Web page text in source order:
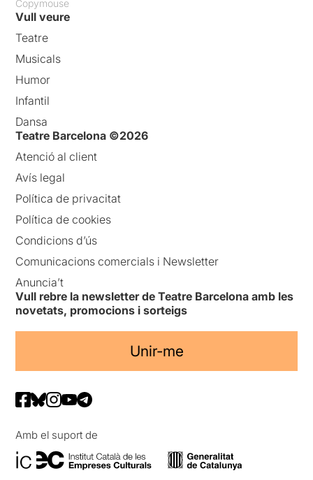
Copymouse
Vull veure
Teatre
Musicals
Humor
Infantil
Dansa
Teatre Barcelona ©2026
Atenció al client
Avís legal
Política de privacitat
Política de cookies
Condicions d’ús
Comunicacions comercials i Newsletter
Anuncia’t
Vull rebre la newsletter de Teatre Barcelona amb les
novetats, promocions i sorteigs
Unir-me
Amb el suport de